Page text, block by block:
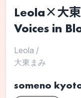
Leola×大
Voices in
Leola /
大東まみ
someno